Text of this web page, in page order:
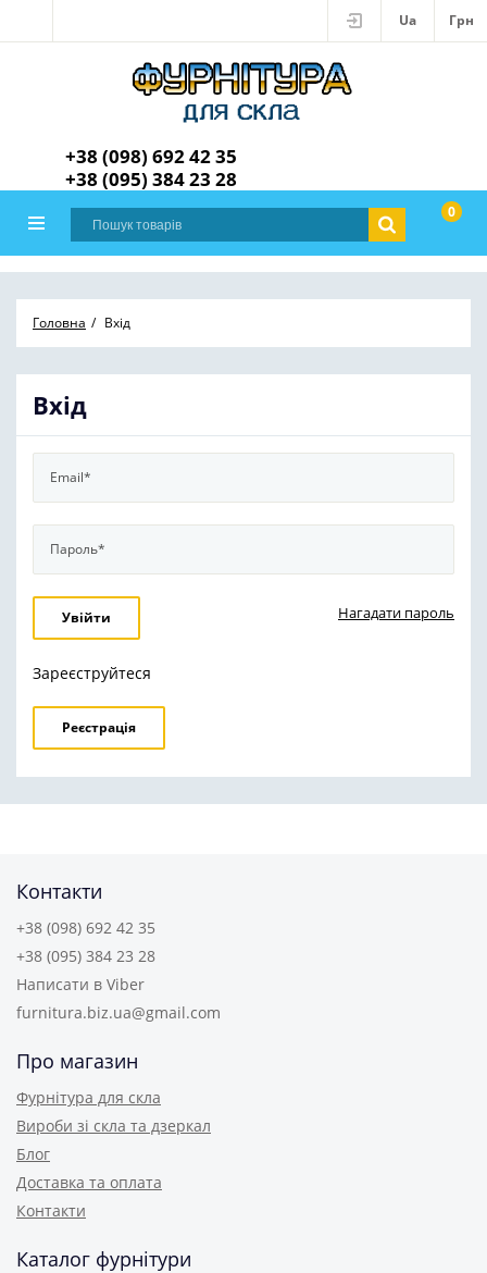
Ua Грн
+38 (098) 692 42 35
+38 (095) 384 23 28
0
Головна Вхід
Вхід
Нагадати пароль
Зареєструйтеся
Реєстрація
Контакти
+38 (098) 692 42 35
+38 (095) 384 23 28
Написати в Viber
furnitura.biz.ua@gmail.com
Про магазин
Фурнітура для скла
Вироби зі скла та дзеркал
Блог
Доставка та оплата
Контакти
Каталог фурнітури